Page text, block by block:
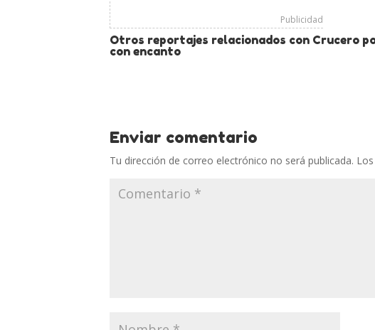
Publicidad
Otros reportajes relacionados con Crucero
con encanto
Enviar comentario
Tu dirección de correo electrónico no será publicada.